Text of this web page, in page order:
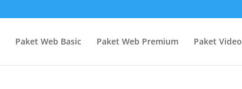
Paket Web Basic Paket Web Premium Paket Video